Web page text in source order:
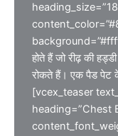
होते हैं जो रीढ़ की
रोकते हैं। एक पैड पेट
[vcex_teaser
heading=”Chest